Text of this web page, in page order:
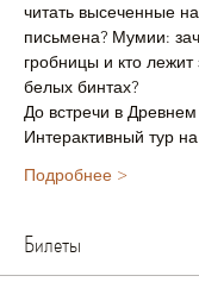
читать высеченные
письмена? Мумии:
гробницы и кто лежит
белых бинтах?
До встречи в Древнем
Интерактивный тур
Подробнее >
Билеты